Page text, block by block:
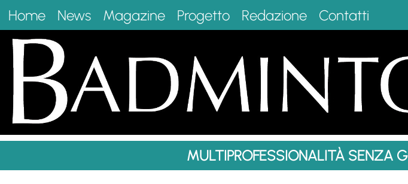
Home News Magazine Progetto Redazione Contatti
MULTIPROFESSIONALITÀ SENZA